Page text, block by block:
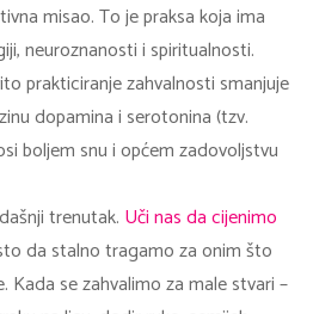
misao. To je praksa koja ima
neuroznanosti i spiritualnosti.
prakticiranje zahvalnosti smanjuje
dopamina i serotonina (tzv.
boljem snu i općem zadovoljstvu
trenutak. Uči nas da cijenimo
da stalno tragamo za onim što
se zahvalimo za male stvari –